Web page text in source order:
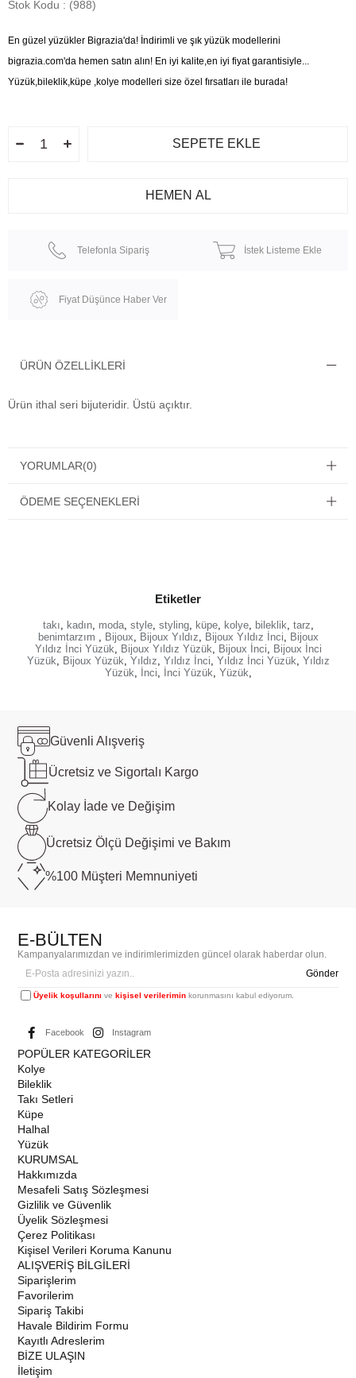
Stok Kodu (988)
En güzel yüzükler Bigrazia'da! İndirimli ve şık yüzük modellerini
bigrazia.com'da hemen satın alın! En iyi kalite,en iyi fiyat garantisiyle...
Yüzük,bileklik,küpe ,kolye modelleri size özel fırsatları ile burada!
Telefonla Sipariş İstek Listeme Ekle
Fiyat Düşünce Haber Ver
ÜRÜN ÖZELLIKLERI
Ürün ithal seri bijuteridir. Üstü açıktır.
YORUMLAR(0)
ÖDEME SEÇENEKLERI
Etiketler
takı kadın, moda, style, styling, küpe, kolye, bileklik tarz
benimtarzım
Bijoux Bijoux Yıldız Bijoux Yıldız İnci
Bijoux
Yıldız İnci Yüzük
Bijoux Yıldız Yüzük Bijoux İnci
Bijoux İnci
Yüzük
Bijoux Yüzük Yıldız Yıldız İnci Yıldız İnci Yüzük Yıldız
Yüzük
İnci İnci Yüzük Yüzük
Güvenli Alışveriş
Ücretsiz ve Sigortalı Kargo
Kolay İade ve Değişim
Ücretsiz Ölçü Değişimi ve Bakım
%100 Müşteri Memnuniyeti
E-BÜLTEN
Kampanyalarımızdan ve indirimlerimizden güncel olarak haberdar olun.
Gönder
Üyelik koşullarını vekişisel verilerimin korunmasını kabul ediyorum.
Facebook Instagram
POPÜLER KATEGORİLER
Kolye
Bileklik
Takı Setleri
Küpe
Halhal
Yüzük
KURUMSAL
Hakkımızda
Mesafeli Satış Sözleşmesi
Gizlilik ve Güvenlik
Üyelik Sözleşmesi
Çerez Politikası
Kişisel Verileri Koruma Kanunu
ALIŞVERİŞ BİLGİLERİ
Siparişlerim
Favorilerim
Sipariş Takibi
Havale Bildirim Formu
Kayıtlı Adreslerim
BİZE ULAŞIN
İletişim